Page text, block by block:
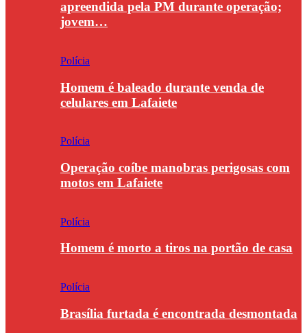
apreendida pela PM durante operação;
jovem…
Polícia
Homem é baleado durante venda de
celulares em Lafaiete
Polícia
Operação coíbe manobras perigosas com
motos em Lafaiete
Polícia
Homem é morto a tiros na portão de casa
Polícia
Brasília furtada é encontrada desmontada